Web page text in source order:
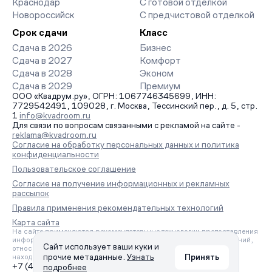
Краснодар
Новороссийск
С готовой отделкой
С предчистовой отделкой
Срок сдачи
Сдача в 2026
Сдача в 2027
Сдача в 2028
Сдача в 2029
Класс
Бизнес
Комфорт
Эконом
Премиум
ООО «Квадрум.ру», ОГРН: 1067746345699, ИНН:
7729542491, 109028, г. Москва, Тессинский пер., д. 5, стр.
1 info@kvadroom.ru
Для связи по вопросам связанными с рекламой на сайте -
reklama@kvadroom.ru
Согласие на обработку персональных данных и политика
конфиденциальности
Пользовательское соглашение
Согласие на получение информационных и рекламных
рассылок
Правила применения рекомендательных технологий
Карта сайта
На сайте применяются рекомендательные технологии предоставления
информации на основе сбора, систематизации и анализа сведений,
относящихся к предпочтениям пользователей сети «Интернет»,
находящихся на территории Российской Федерации.
+7 (495) 157-88-80
Сайт использует ваши куки и
прочие метаданные. Узнать
подробнее
Принять